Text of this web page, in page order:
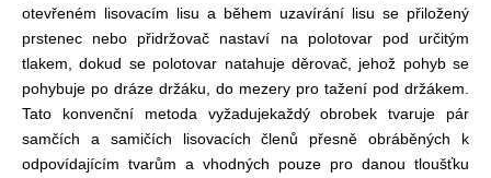
otevřeném lisovacím lisu a během uzavírání lisu se přiložený
prstenec nebo přidržovač nastaví na polotovar pod určitým
tlakem, dokud se polotovar natahuje děrovač, jehož pohyb se
pohybuje po dráze držáku, do mezery pro tažení pod držákem.
Tato konvenční metoda vyžadujekaždý obrobek tvaruje pár
samčích a samičích lisovacích členů přesně obráběných k
odpovídajícím tvarům a vhodných pouze pro danou tloušťku